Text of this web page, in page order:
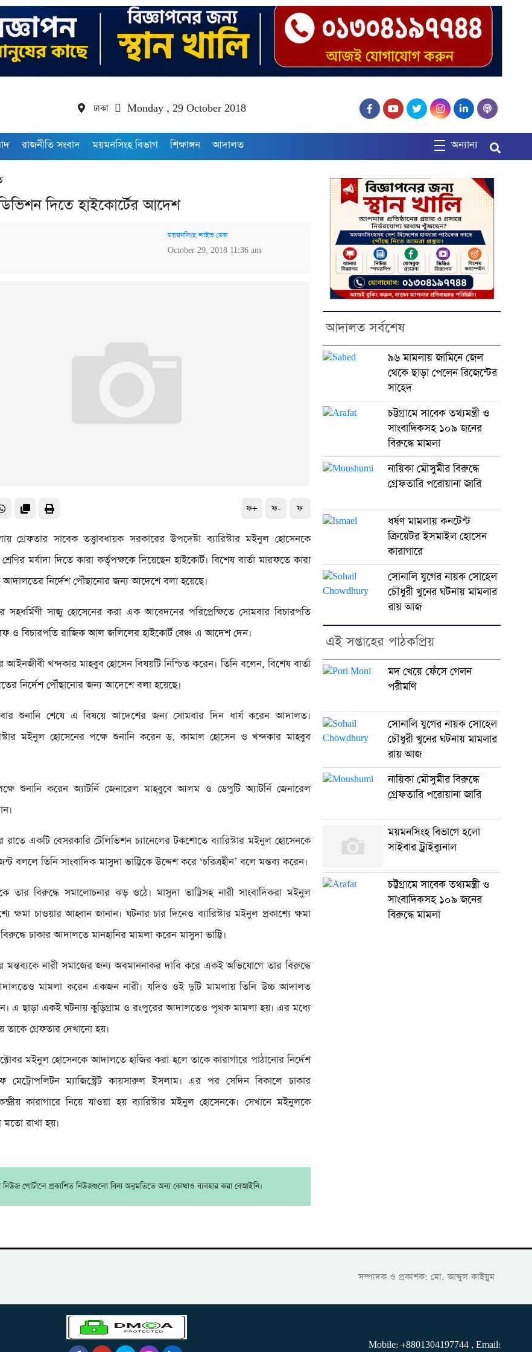
ঢাকা Monday , 29 October 2018
রাজনীতি সংবাদ ময়মনসিংহ বিভাগ শিক্ষাঙ্গন আদালত অন্যান্য
দিতে হাইকোর্টের আদেশ
ময়মনসিংহ লাইভ ডেস্ক
October 29, 2018 11:36 am
ফ+ ফ- ফ
গ্রেফতার সাবেক তত্ত্বাবধায়ক সরকারের উপদেষ্টা ব্যারিস্টার মইনুল হোসেনকে
মর্যাদা দিতে কারা কর্তৃপক্ষকে দিয়েছেন হাইকোর্ট। বিশেষ বার্তা মারফতে কারা
আদালতের নির্দেশ পৌঁছানোর জন্য আদেশে বলা হয়েছে।
সহধর্মিণী সাজু হোসেনের করা এক আবেদনের পরিপ্রেক্ষিতে সোমবার বিচারপতি
ও বিচারপতি রাজিক আল জলিলের হাইকোর্ট বেঞ্চ এ আদেশ দেন।
খন্দকার মাহবুব হোসেন বিষয়টি নিশ্চিত করেন। তিনি বলেন, বিশেষ বার্তা
নির্দেশ পৌঁছানোর জন্য আদেশে বলা হয়েছে।
শুনানি শেষে এ বিষয়ে আদেশের জন্য সোমবার দিন ধার্য করেন আদালত।
মইনুল হোসেনের পক্ষে শুনানি করেন ড. কামাল হোসেন ও খন্দকার মাহবুব
শুনানি করেন অ্যাটর্নি জেনারেল মাহবুবে আলম ও ডেপুটি অ্যাটর্নি জেনারেল
একটি বেসরকারি টেলিভিশন চ্যানেলের টকশোতে ব্যারিস্টার মইনুল হোসেনকে
বললে তিনি সাংবাদিক মাসুদা ভাট্টিকে উদ্দেশ করে ‘চরিত্রহীন’ বলে মন্তব্য করেন।
তার বিরুদ্ধে সমালোচনার ঝড় ওঠে। মাসুদা ভাট্টিসহ নারী সাংবাদিকরা মইনুল
ক্ষমা চাওয়ার আহ্বান জানান। ঘটনার চার দিনেও ব্যারিস্টার মইনুল প্রকাশ্যে ক্ষমা
ঢাকার আদালতে মানহানির মামলা করেন মাসুদা ভাট্টি।
মন্তব্যকে নারী সমাজের জন্য অবমাননাকর দাবি করে একই অভিযোগে তার বিরুদ্ধে
মামলা করেন একজন নারী। যদিও ওই দুটি মামলায় তিনি উচ্চ আদালত
এ ছাড়া একই ঘটনায় কুড়িগ্রাম ও রংপুরের আদালতেও পৃথক মামলা হয়। এর মধ্যে
তাকে গ্রেফতার দেখানো হয়।
মইনুল হোসেনকে আদালতে হাজির করা হলে তাকে কারাগারে পাঠানোর নির্দেশ
মেট্রোপলিটন ম্যাজিস্ট্রেট কায়সারুল ইসলাম। এর পর সেদিন বিকালে ঢাকার
কারাগারে নিয়ে যাওয়া হয় ব্যারিস্টার মইনুল হোসেনকে। সেখানে মইনুলকে
মতো রাখা হয়।
পোর্টালে প্রকাশিত নিউজগুলো বিনা অনুমতিতে অন্য কোথাও ব্যবহার করা বেআইনি।
আদালত সর্বশেষ
৯৬ মামলায় জামিনে জেল
থেকে ছাড়া পেলেন রিজেন্টের
সাহেদ
চট্টগ্রামে সাবেক তথ্যমন্ত্রী ও
সাংবাদিকসহ ১০৯ জনের
বিরুদ্ধে মামলা
নায়িকা মৌসুমীর বিরুদ্ধে
গ্রেফতারি পরোয়ানা জারি
ধর্ষণ মামলায় কনটেন্ট
ক্রিয়েটর ইসমাইল হোসেন
কারাগারে
সোনালি যুগের নায়ক সোহেল
চৌধুরী খুনের ঘটনায় মামলার
রায় আজ
এই সপ্তাহের পাঠকপ্রিয়
মদ খেয়ে ফেঁসে গেলন
পরীমণি
সোনালি যুগের নায়ক সোহেল
চৌধুরী খুনের ঘটনায় মামলার
রায় আজ
নায়িকা মৌসুমীর বিরুদ্ধে
গ্রেফতারি পরোয়ানা জারি
ময়মনসিংহ বিভাগে হলো
সাইবার ট্রাইব্যুনাল
চট্টগ্রামে সাবেক তথ্যমন্ত্রী ও
সাংবাদিকসহ ১০৯ জনের
বিরুদ্ধে মামলা
সম্পাদক ও প্রকাশক: মো. আব্দুল কাইয়ুম
Mobile: +8801304197744 , Email: